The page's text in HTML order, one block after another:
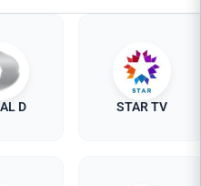
D STAR TV